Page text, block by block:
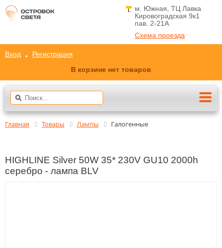
м. Южная, ТЦ Лавка
Кировоградская 9к1
пав. 2-21A
Схема проезда
Вход
Регистрация
В корзине нет товаров
Главная Товары Лампы Галогенные
HIGHLINE Silver 50W 35* 230V GU10 2000h
серебро - лампа BLV